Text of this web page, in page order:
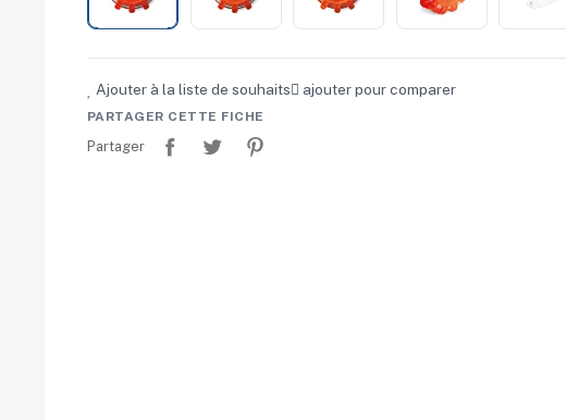
Ajouter à la liste de souhaits ajouter pour comparer
PARTAGER CETTE FICHE
Partager